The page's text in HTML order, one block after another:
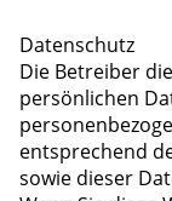
Datenschutz
Die Betreiber
persönlichen
entsprechend
sowie dieser